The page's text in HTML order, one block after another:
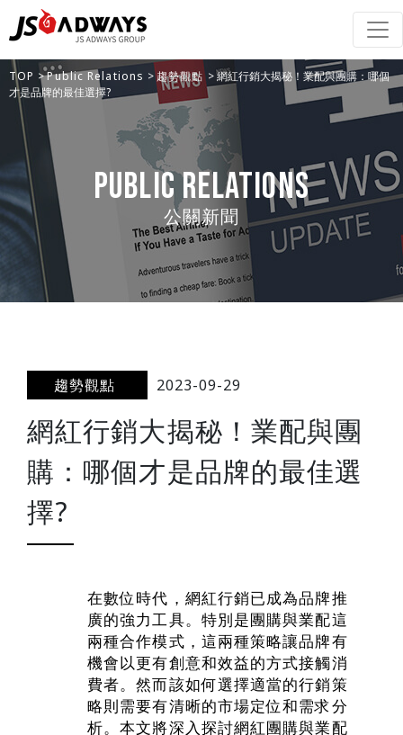
TOP >Public Relations >趨勢觀點> 網紅行銷大揭秘！業配與團購：哪個
才是品牌的最佳選擇?
Public Relations
公關新聞
趨勢觀點 2023-09-29
網紅行銷大揭秘！業配與團
購：哪個才是品牌的最佳選
擇?
在數位時代，網紅行銷已成為品牌推
廣的強力工具。特別是團購與業配這
兩種合作模式，這兩種策略讓品牌有
機會以更有創意和效益的方式接觸消
費者。然而該如何選擇適當的行銷策
略則需要有清晰的市場定位和需求分
析。本文將深入探討網紅團購與業配